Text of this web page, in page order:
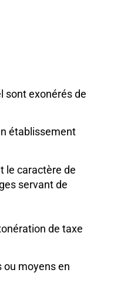
sont exonérés de
établissement
le caractère de
servant de
de taxe
ou moyens en